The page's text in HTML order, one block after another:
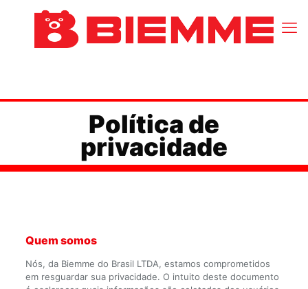
Política de
privacidade
Quem somos
Nós, da Biemme do Brasil LTDA, estamos comprometidos
em resguardar sua privacidade. O intuito deste documento